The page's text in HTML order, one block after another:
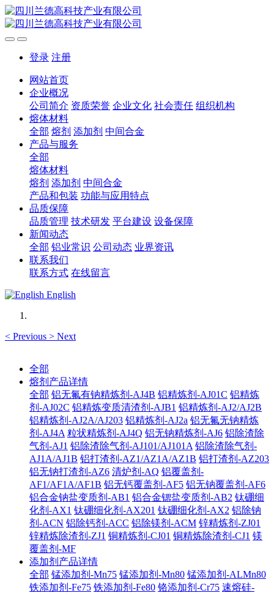
登录 注册
网站首页
企业概况
公司简介 资质荣誉 企业文化 社会责任 组织机构
熔体材料
全部 熔剂 添加剂 中间合金
产品与服务
全部
熔体材料
熔剂 添加剂 中间合金
产品和包装 功能与应用特点
品质保障
品质管理 技术研发 平台建设 设备保障
新闻动态
全部 铝业常识 公司动态 业界资讯
联系我们
联系方式 在线留言
English
< Previous > Next
全部
熔剂产品详情
全部 铝无氟有钠精炼剂-AJ4B 铝精炼剂-AJ01C 铝精炼
剂-AJ02C 铝精炼变质清渣剂-AJB1 铝精炼剂-AJ2/AJ2B
铝精炼剂-AJ2A/AJ203 铝精炼剂-AJ2a 铝无氟无钠精炼
剂-AJ4A 粒状精炼剂-AJ4Q 铝无钠精炼剂-AJ6 铝除渣除
气剂-AJ1 铝除渣除气剂-AJ101/AJ101A 铝除渣除气剂-
AJ1A/AJ1B 铝打渣剂-AZ1/AZ1A/AZ1B 铝打渣剂-AZ203
铝无钠打渣剂-AZ6 清炉剂-AQ 铝覆盖剂-
AF1/AF1A/AF1B 铝无钙覆盖剂-AF5 铝无钠覆盖剂-AF6
铝合金钠盐变质剂-AB1 铝合金锶盐变质剂-AB2 钛硼细
化剂-AX1 钛硼细化剂-AX201 钛硼细化剂-AX2 铝除钠
剂-ACN 铝除钙剂-ACC 铝除镁剂-ACM 锌精炼剂-ZJ01
锌精炼除渣剂-ZJ1 铜精炼剂-CJ01 铜精炼除渣剂-CJ1 镁
覆盖剂-MF
添加剂产品详情
全部 锰添加剂-Mn75 锰添加剂-Mn80 锰添加剂-ALMn80
铁添加剂-Fe75 铁添加剂-Fe80 铬添加剂-Cr75 速熔硅-